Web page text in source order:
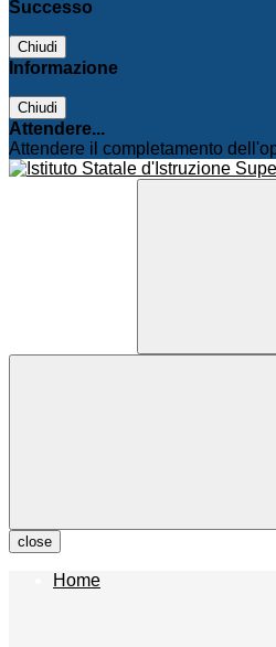
Successo
Chiudi
Informazione
Chiudi
Attendere...
Attendere il completamento
close
Home